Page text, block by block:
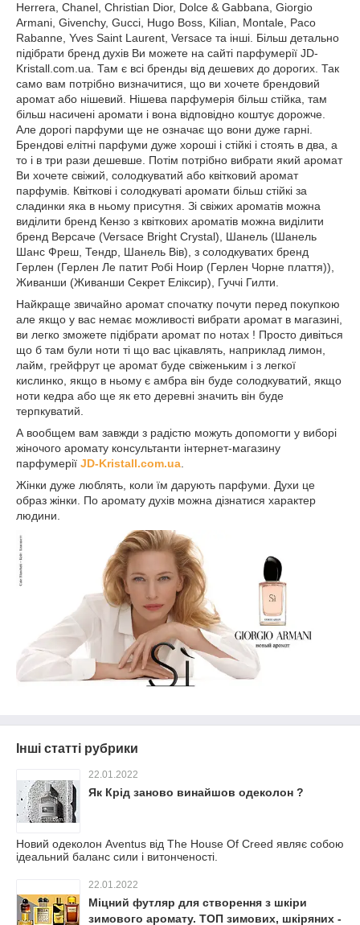
Herrera, Chanel, Christian Dior, Dolce & Gabbana, Giorgio
Armani, Givenchy, Gucci, Hugo Boss, Kilian, Montale, Paco
Rabanne, Yves Saint Laurent, Versace та інші. Більш детально
підібрати бренд духів Ви можете на сайті парфумерії JD-
Kristall.com.ua. Там є всі бренды від дешевих до дорогих. Так
само вам потрібно визначитися, що ви хочете брендовий
аромат або нішевий. Нішева парфумерія більш стійка, там
більш насичені аромати і вона відповідно коштує дорожче.
Але дорогі парфуми ще не означає що вони дуже гарні.
Брендові елітні парфуми дуже хороші і стійкі і стоять в два, а
то і в три рази дешевше. Потім потрібно вибрати який аромат
Ви хочете свіжий, солодкуватий або квітковий аромат
парфумів. Квіткові і солодкуваті аромати більш стійкі за
сладинки яка в ньому присутня. Зі свіжих ароматів можна
виділити бренд Кензо з квіткових ароматів можна виділити
бренд Версаче (Versace Bright Crystal), Шанель (Шанель
Шанс Фреш, Тендр, Шанель Вів), з солодкуватих бренд
Герлен (Герлен Ле патит Робі Ноир (Герлен Чорне плаття)),
Живанши (Живанши Секрет Еліксир), Гуччі Гилти.
Найкраще звичайно аромат спочатку почути перед покупкою
але якщо у вас немає можливості вибрати аромат в магазині,
ви легко зможете підібрати аромат по нотах ! Просто дивіться
що б там були ноти ті що вас цікавлять, наприклад лимон,
лайм, грейфрут це аромат буде свіженьким і з легкої
кислинко, якщо в ньому є амбра він буде солодкуватий, якщо
ноти кедра або ще як ето деревні значить він буде
терпкуватий.
А вообщем вам завжди з радістю можуть допомогти у виборі
жіночого аромату консультанти інтернет-магазину
парфумерії JD-Kristall.com.ua.
Жінки дуже люблять, коли їм дарують парфуми. Духи це
образ жінки. По аромату духів можна дізнатися характер
людини.
Інші статті рубрики
22.01.2022
Як Крід заново винайшов одеколон ?
Новий одеколон Aventus від The House Of Creed являє собою
ідеальний баланс сили і витонченості.
22.01.2022
Міцний футляр для створення з шкіри
зимового аромату. ТОП зимових, шкіряних -